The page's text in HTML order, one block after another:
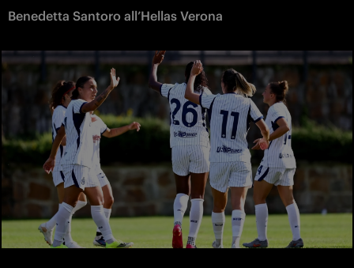
Benedetta Santoro all’Hellas Verona